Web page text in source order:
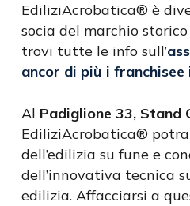
EdiliziAcrobatica® è
socia del marchio
trovi tutte le info sull’
ancor di più i
Al Padiglione 33, Stand
EdiliziAcrobatica®
dell’edilizia su fune e
dell’innovativa tecnica
edilizia. Affacciarsi a